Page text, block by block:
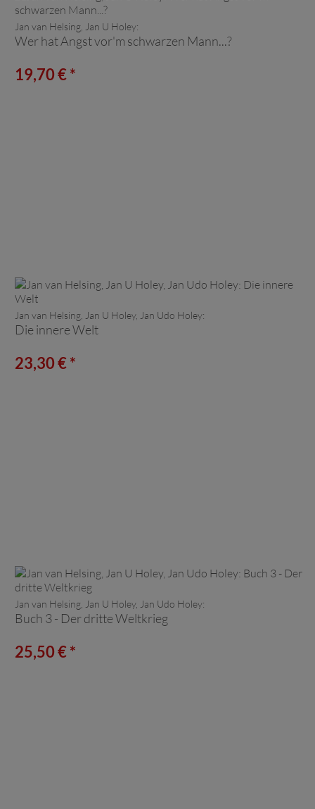
Jan van Helsing, Jan U Holey:
Wer hat Angst vor'm schwarzen Mann...?
19,70 € *
Jan van Helsing, Jan U Holey, Jan Udo Holey:
Die innere Welt
23,30 € *
Jan van Helsing, Jan U Holey, Jan Udo Holey:
Buch 3 - Der dritte Weltkrieg
25,50 € *